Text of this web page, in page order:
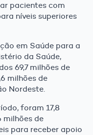
pacientes com
níveis superiores
em Saúde para a
da Saúde,
69,7 milhões de
milhões de
Nordeste.
foram 17,8
milhões de
para receber apoio